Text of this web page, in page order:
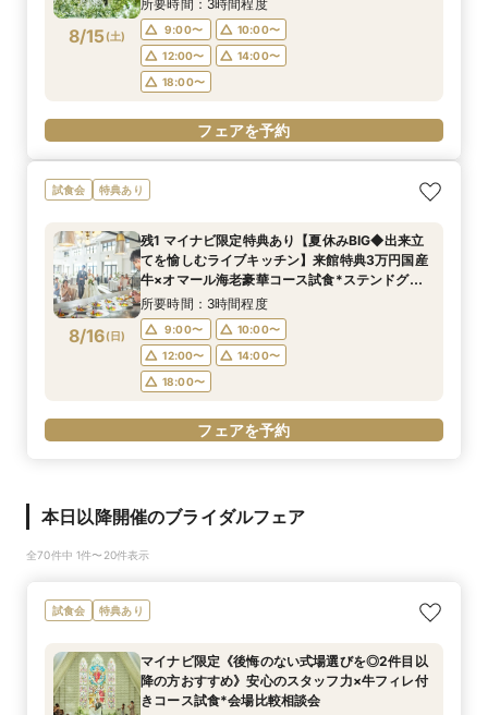
8/15(土)
所要時間：3時間程度
9:00〜
10:00〜
12:00〜
14:00〜
18:00〜
フェアを予約
試食会 特典あり
8/16(日)
残1 マイナビ限定特典あり【夏休みBIG◆出来立
てを愉しむライブキッチン】来館特典3万円国産
牛×オマール海老豪華コース試食*ステンドグラ
ス彩るチャペル×本格模擬挙式
所要時間：3時間程度
9:00〜
10:00〜
12:00〜
14:00〜
18:00〜
フェアを予約
本日以降開催のブライダルフェア
全70件中 1件〜20件表示
試食会 特典あり
マイナビ限定《後悔のない式場選びを◎2件目以
降の方おすすめ》安心のスタッフ力×牛フィレ付
きコース試食*会場比較相談会